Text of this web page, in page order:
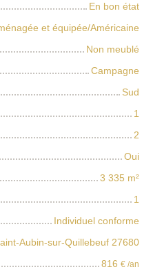
En bon état
et équipée/Américaine
Non meublé
Campagne
Sud
1
2
Oui
3 335 m²
1
Individuel conforme
Aubin-sur-Quillebeuf 27680
816 € /an